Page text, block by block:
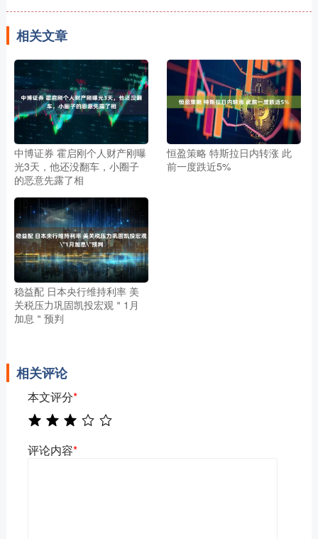
相关文章
中博证券 霍启刚个人财产刚曝
光3天，他还没翻车，小圈子
的恶意先露了相
恒盈策略 特斯拉日内转涨 此
前一度跌近5%
稳益配 日本央行维持利率 美
关税压力巩固凯投宏观＂1月
加息＂预判
相关评论
本文评分*
评论内容*